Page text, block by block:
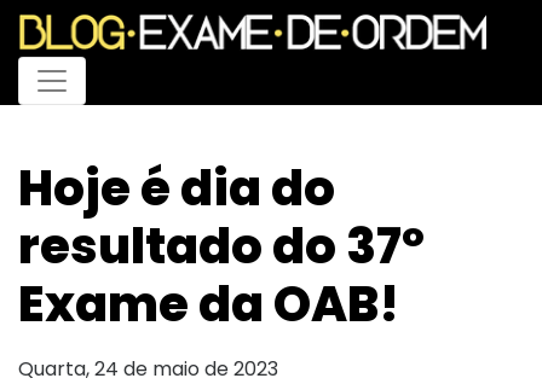
Menu
Hoje é dia do
resultado do 37º
Exame da OAB!
Quarta, 24 de maio de 2023